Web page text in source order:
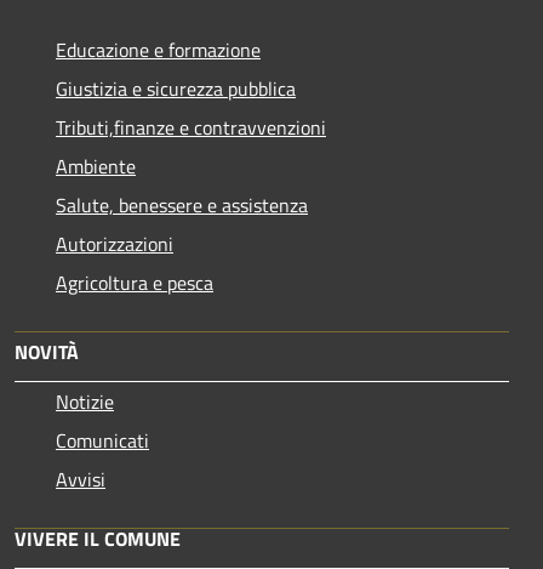
Educazione e formazione
Giustizia e sicurezza pubblica
Tributi,finanze e contravvenzioni
Ambiente
Salute, benessere e assistenza
Autorizzazioni
Agricoltura e pesca
NOVITÀ
Notizie
Comunicati
Avvisi
VIVERE IL COMUNE